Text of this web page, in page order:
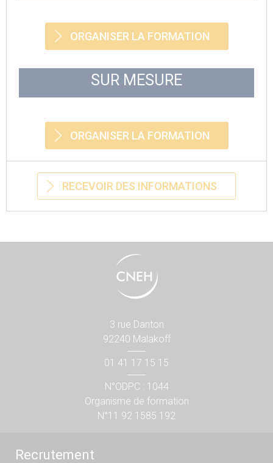
ORGANISER LA FORMATION
SUR MESURE
ORGANISER LA FORMATION
RECEVOIR DES INFORMATIONS
3 rue Danton
92240 Malakoff
01 41 17 15 15
N°ODPC : 1044
Organisme de formation
N°11 92 1585 192
Recrutement